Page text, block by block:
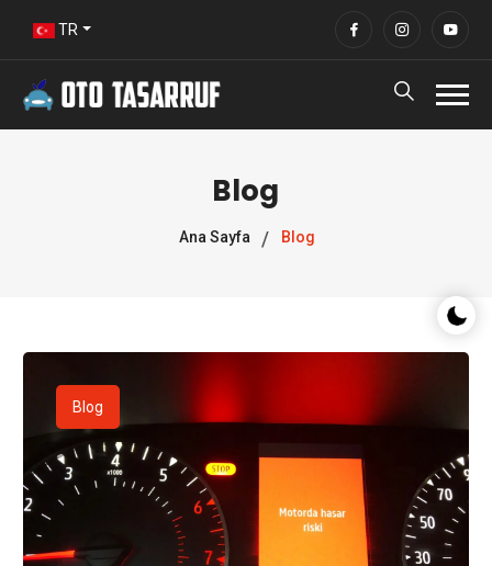
Gece/
TR
Blog
Ana Sayfa Blog
Blog